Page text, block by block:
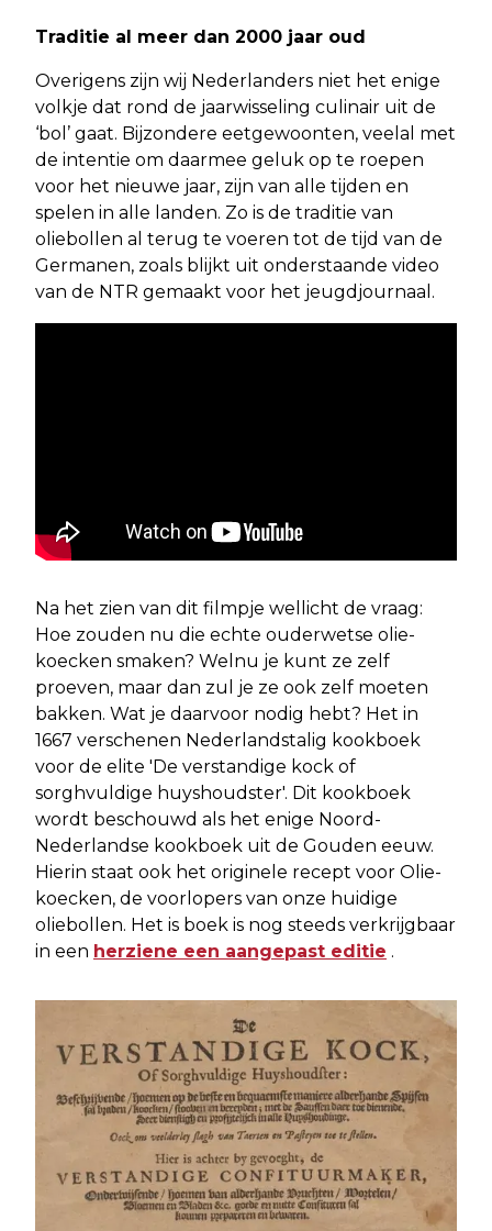
Traditie al meer dan 2000 jaar oud
Overigens zijn wij Nederlanders niet het enige
volkje dat rond de jaarwisseling culinair uit de
‘bol’ gaat. Bijzondere eetgewoonten, veelal met
de intentie om daarmee geluk op te roepen
voor het nieuwe jaar, zijn van alle tijden en
spelen in alle landen. Zo is de traditie van
oliebollen al terug te voeren tot de tijd van de
Germanen, zoals blijkt uit onderstaande video
van de NTR gemaakt voor het jeugdjournaal.
Na het zien van dit filmpje wellicht de vraag:
Hoe zouden nu die echte ouderwetse olie-
koecken smaken? Welnu je kunt ze zelf
proeven, maar dan zul je ze ook zelf moeten
bakken. Wat je daarvoor nodig hebt? Het in
1667 verschenen Nederlandstalig kookboek
voor de elite 'De verstandige kock of
sorghvuldige huyshoudster'. Dit kookboek
wordt beschouwd als het enige Noord-
Nederlandse kookboek uit de Gouden eeuw.
Hierin staat ook het originele recept voor Olie-
koecken, de voorlopers van onze huidige
oliebollen. Het is boek is nog steeds verkrijgbaar
in een herziene een aangepast editie .